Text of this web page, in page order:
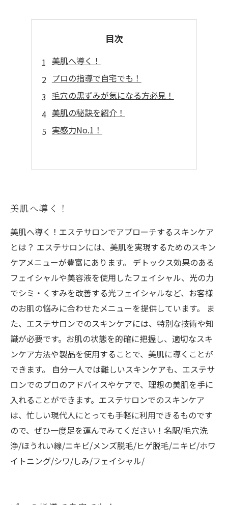
目次
美肌へ導く！
プロの指導で自宅でも！
毛穴の黒ずみが気になる方必見！
美肌の秘訣を紹介！
実感力No.1！
美肌へ導く！
美肌へ導く！エステサロンでアプローチするスキンケア
とは？ エステサロンには、美肌を実現するためのスキン
ケアメニューが豊富にあります。 デトックス効果のある
フェイシャルや美容液を使用したフェイシャル、光の力
でシミ・くすみを改善する光フェイシャルなど、お客様
のお肌の悩みに合わせたメニューを提供しています。 ま
た、エステサロンでのスキンケアには、特別な技術や知
識が必要です。お肌の状態を的確に把握し、適切なスキ
ンケア方法や製品を使用することで、美肌に導くことが
できます。 自分一人では難しいスキンケアも、エステサ
ロンでのプロのアドバイスやケアで、理想の美肌を手に
入れることができます。エステサロンでのスキンケア
は、忙しい現代人にとっても手軽に利用できるものです
ので、ぜひ一度足を運んでみてください！名駅/毛穴洗
浄/ほうれい線/ニキビ/メンズ脱毛/ヒゲ脱毛/ニキビ/ホワ
イトニング/シワ/しみ/フェイシャル/